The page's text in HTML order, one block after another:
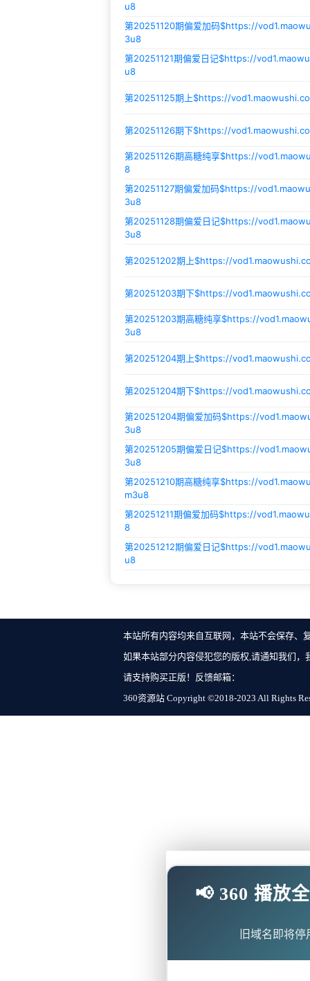
u8
第20251120期偏爱加码$https://
3u8
第20251121期偏爱日记$https://
u8
第20251125期上$https://
第20251126期下$https://
第20251126期高糖纯享$https://
8
第20251127期偏爱加码$https://
3u8
第20251128期偏爱日记$https://
3u8
第20251202期上$https://
第20251203期下$https://
第20251203期高糖纯享$https://
3u8
第20251204期上$https://
第20251204期下$https://
第20251204期偏爱加码$https://
3u8
第20251205期偏爱日记$https://
3u8
第20251210期高糖纯享$https://
m3u8
第20251211期偏爱加码$https://
8
第20251212期偏爱日记$https://
u8
本站所有内容均来自互联网，本站不会保存、
如果本站部分内容侵犯您的版权,请通知我们
请支持购买正版！反馈邮箱：
360资源站 Copyright ©2018-2023 All Rights
📢 360 播放
旧域名即将